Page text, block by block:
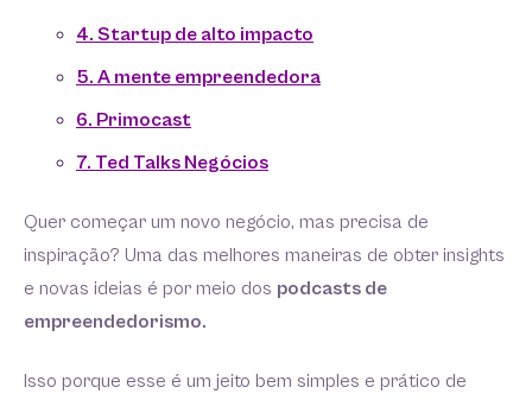
4. Startup de alto impacto
5. A mente empreendedora
6. Primocast
7. Ted Talks Negócios
Quer começar um novo negócio, mas precisa de
inspiração? Uma das melhores maneiras de obter insights
e novas ideias é por meio dos podcasts de
empreendedorismo.
Isso porque esse é um jeito bem simples e prático de